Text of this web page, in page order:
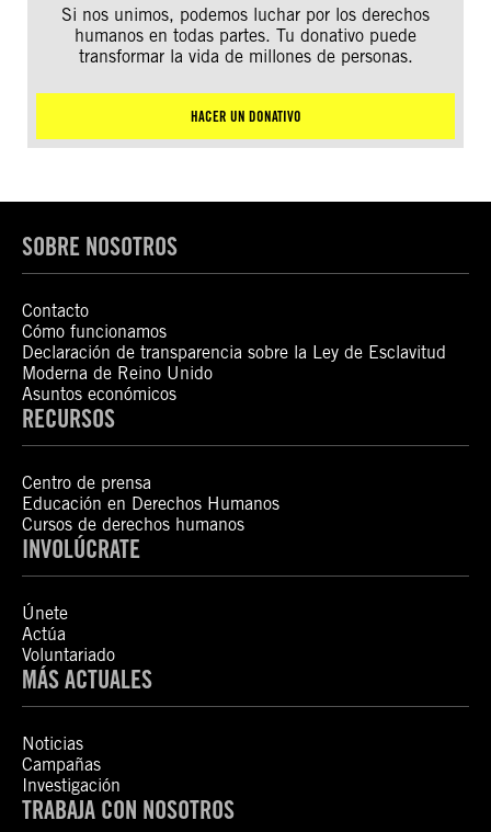
Si nos unimos, podemos luchar por los derechos
humanos en todas partes. Tu donativo puede
transformar la vida de millones de personas.
HACER UN DONATIVO
SOBRE NOSOTROS
Contacto
Cómo funcionamos
Declaración de transparencia sobre la Ley de Esclavitud
Moderna de Reino Unido
Asuntos económicos
RECURSOS
Centro de prensa
Educación en Derechos Humanos
Cursos de derechos humanos
INVOLÚCRATE
Únete
Actúa
Voluntariado
MÁS ACTUALES
Noticias
Campañas
Investigación
TRABAJA CON NOSOTROS